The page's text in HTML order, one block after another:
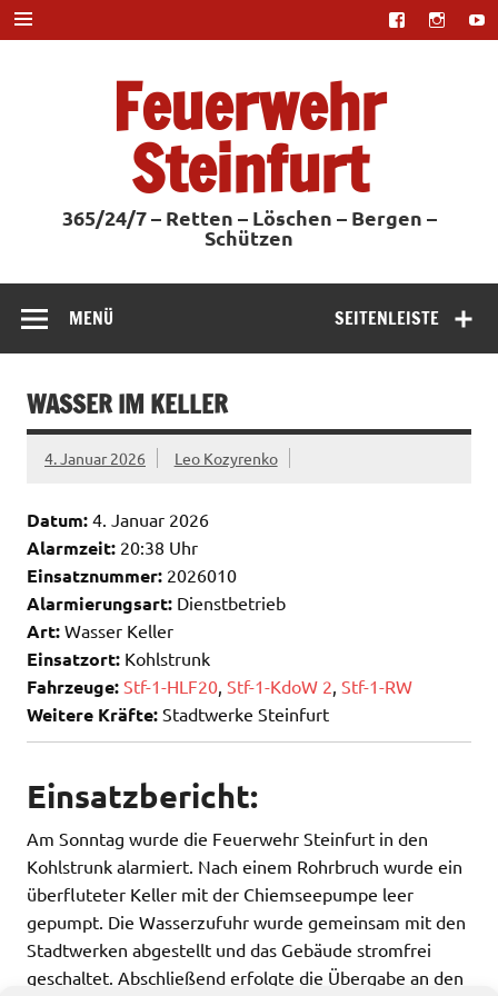
Zum
Inhalt
springen
Feuerwehr
Steinfurt
365/24/7 – Retten – Löschen – Bergen –
Schützen
SEITENLEISTE
MENÜ
WASSER IM KELLER
4. Januar 2026 Leo Kozyrenko
Datum: 4. Januar 2026
Alarmzeit: 20:38 Uhr
Einsatznummer: 2026010
Alarmierungsart: Dienstbetrieb
Art: Wasser Keller
Einsatzort: Kohlstrunk
Fahrzeuge: Stf-1-HLF20 Stf-1-KdoW 2 Stf-1-RW
Weitere Kräfte: Stadtwerke Steinfurt
Einsatzbericht:
Am Sonntag wurde die Feuerwehr Steinfurt in den
Kohlstrunk alarmiert. Nach einem Rohrbruch wurde ein
überfluteter Keller mit der Chiemseepumpe leer
gepumpt. Die Wasserzufuhr wurde gemeinsam mit den
Stadtwerken abgestellt und das Gebäude stromfrei
geschaltet. Abschließend erfolgte die Übergabe an den